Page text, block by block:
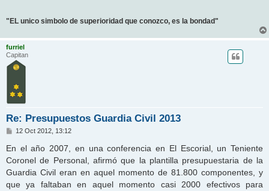
"EL unico simbolo de superioridad que conozco, es la bondad"
furriel
Capitan
Re: Presupuestos Guardia Civil 2013
M
n
a
j
e
12 Oct 2012, 13:12
En el año 2007, en una conferencia en El Escorial, un Teniente
Coronel de Personal, afirmó que la plantilla presupuestaria de la
Guardia Civil eran en aquel momento de 81.800 componentes, y
que ya faltaban en aquel momento casi 2000 efectivos para